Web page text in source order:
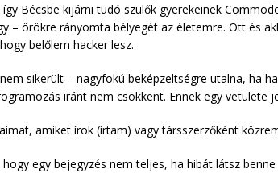
így Bécsbe kijárni tudó szülők gyerekeinek
– örökre rányomta bélyegét az életemre. Ott és
belőlem hacker lesz.
sikerült – nagyfokú beképzeltségre utalna, ha
iránt nem csökkent. Ennek egy vetülete
amiket írok (írtam) vagy társszerzőként
hogy egy bejegyzés nem teljes, ha hibát látsz